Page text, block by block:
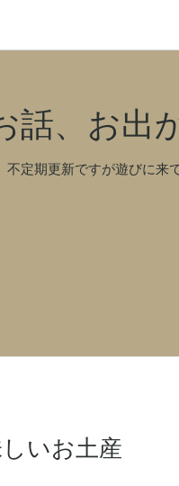
、お出
不定期更新ですが遊びに
いお土産